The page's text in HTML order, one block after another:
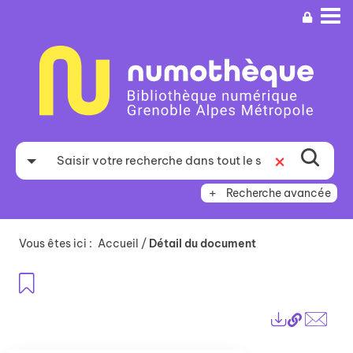
recherche
Recherche avancée
Vous êtes ici : Accueil / Détail du document
Lien